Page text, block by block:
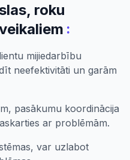
roku
:
mijiedarbību
neefektivitāti un garām
pasākumu koordinācija
ar problēmām.
var uzlabot